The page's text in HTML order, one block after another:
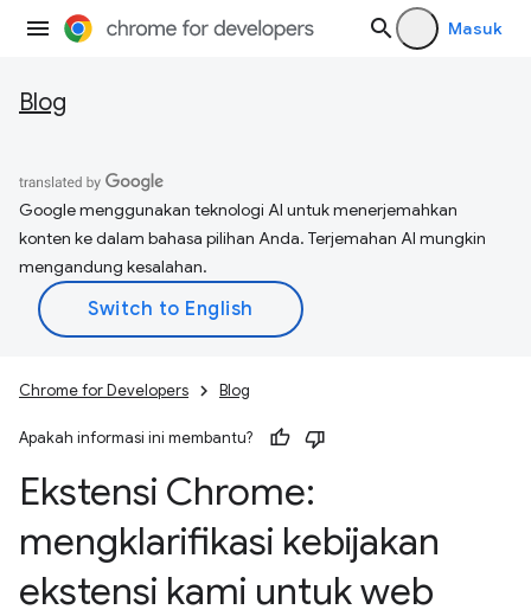
Masuk
Blog
Google menggunakan teknologi AI untuk menerjemahkan
konten ke dalam bahasa pilihan Anda. Terjemahan AI mungkin
mengandung kesalahan.
Chrome for Developers Blog
Apakah informasi ini membantu?
Ekstensi Chrome:
mengklarifikasi kebijakan
ekstensi kami untuk web